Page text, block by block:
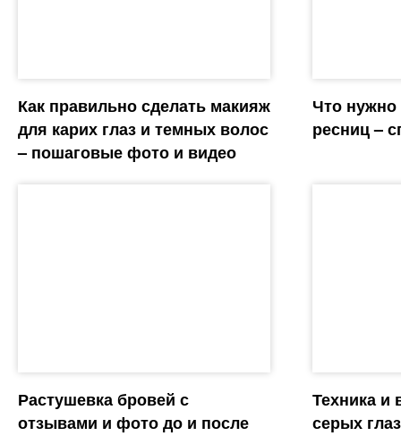
Как правильно сделать макияж
для карих глаз и темных волос
– пошаговые фото и видео
Что
ресниц –
Растушевка бровей с
отзывами и фото до и после
Техника и
серых